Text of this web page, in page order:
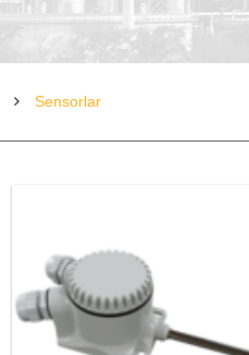
Sensorlar